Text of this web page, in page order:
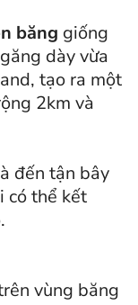
băng giống
dày vừa
tạo ra một
2km và
đến tận bây
có thể kết
vùng băng